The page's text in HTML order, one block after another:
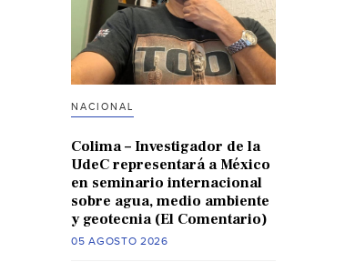
NACIONAL
Colima – Investigador de la
UdeC representará a México
en seminario internacional
sobre agua, medio ambiente
y geotecnia (El Comentario)
05 AGOSTO 2026